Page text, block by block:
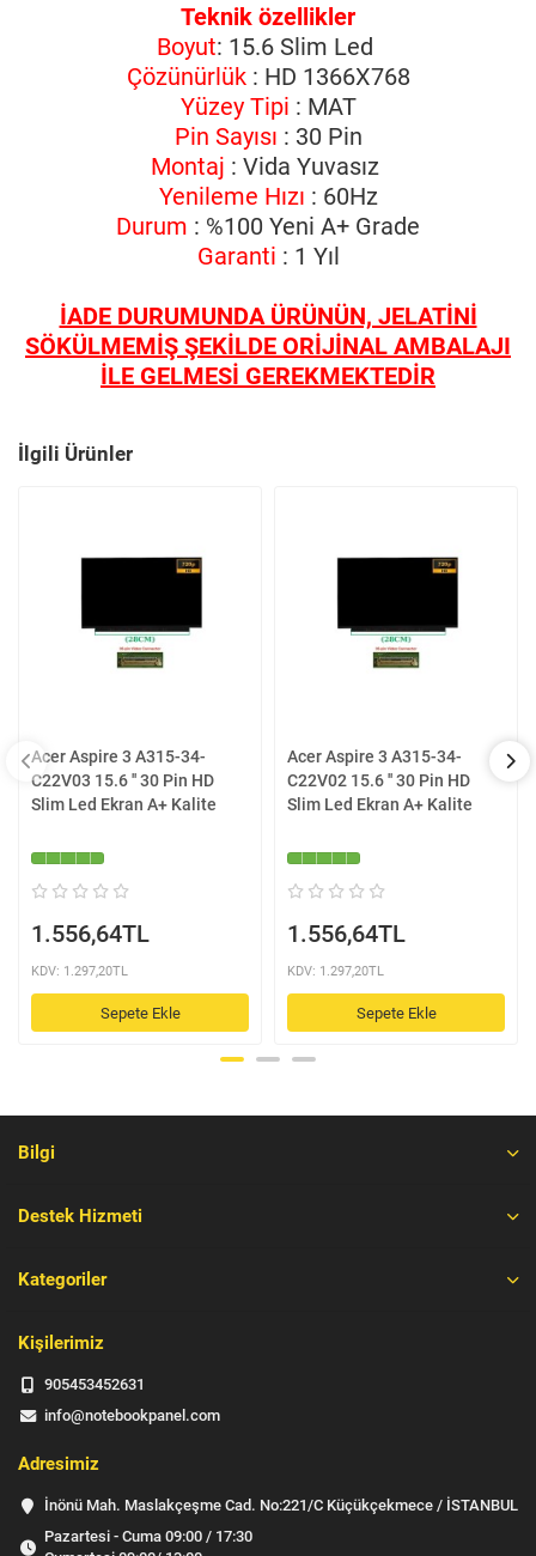
Teknik özellikler
Boyut: 15.6 Slim Led
Çözünürlük: HD 1366X768
Yüzey Tipi : MAT
Pin Sayısı : 30 Pin
Montaj : Vida Yuvasız
Yenileme Hızı : 60Hz
Durum : %100 Yeni A+ Grade
Garanti : 1 Yıl
İADE DURUMUNDA ÜRÜNÜN, JELATİNİ
SÖKÜLMEMİŞ ŞEKİLDE ORİJİNAL AMBALAJI
İLE GELMESİ GEREKMEKTEDİR
İlgili Ürünler
Acer Aspire 3 A315-34-
C22V03 15.6 '' 30 Pin HD
Slim Led Ekran A+ Kalite
1.556,64TL
KDV: 1.297,20TL
Sepete Ekle
Acer Aspire 3 A315-34-
C22V02 15.6 '' 30 Pin HD
Slim Led Ekran A+ Kalite
1.556,64TL
KDV: 1.297,20TL
Sepete Ekle
Bilgi
Destek Hizmeti
Kategoriler
Kişilerimiz
905453452631
info@notebookpanel.com
Adresimiz
İnönü Mah. Maslakçeşme Cad. No:221/C Küçükçekmece / İSTANBUL
Pazartesi - Cuma 09:00 / 17:30